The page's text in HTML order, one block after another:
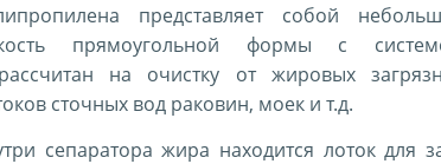
представляет собой
прямоугольной формы с
рассчитан на очистку от жировых
сточных вод раковин, моек и т.д.
сепаратора жира находится лоток для